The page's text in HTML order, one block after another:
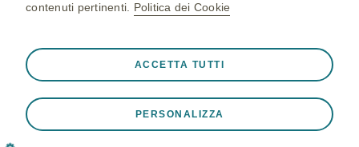
group of companies. All Rights Reserved - Production and
realization: QBGROUP srl
contenuti pertinenti. Politica dei Cookie
❮
ad esempio per memorizzare i dati della sessione durante
una visita al Sito, per gestire le preferenze sui cookie e
PERSONALIZZA
ACCETTA TUTTI